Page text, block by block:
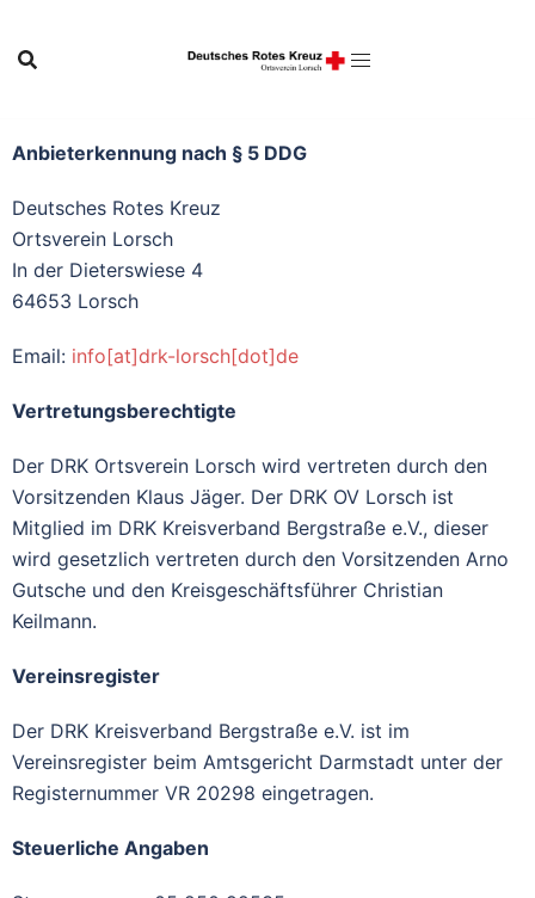
Anbieterkennung nach § 5 DDG
Deutsches Rotes Kreuz
Ortsverein Lorsch
In der Dieterswiese 4
64653 Lorsch
Email: info[at]drk-lorsch[dot]de
Vertretungsberechtigte
Der DRK Ortsverein Lorsch wird vertreten durch den
Vorsitzenden Klaus Jäger. Der DRK OV Lorsch ist
Mitglied im DRK Kreisverband Bergstraße e.V., dieser
wird gesetzlich vertreten durch den Vorsitzenden Arno
Gutsche und den Kreisgeschäftsführer Christian
Keilmann.
Vereinsregister
Der DRK Kreisverband Bergstraße e.V. ist im
Vereinsregister beim Amtsgericht Darmstadt unter der
Registernummer VR 20298 eingetragen.
Steuerliche Angaben